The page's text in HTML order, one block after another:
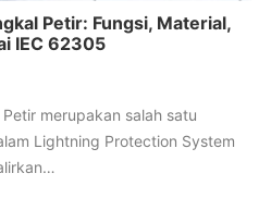
Petir: Fungsi, Material,
IEC 62305
merupakan salah satu
Lightning Protection System